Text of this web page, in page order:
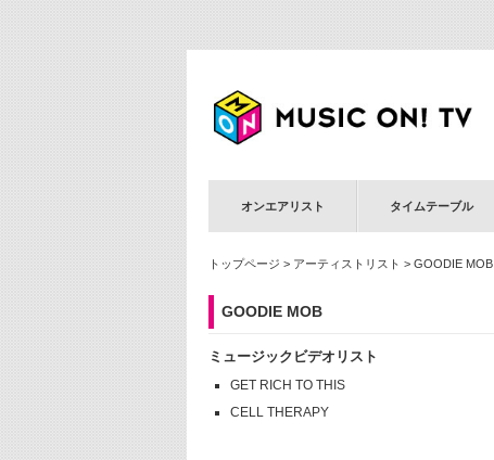
オンエアリスト タイムテーブル
トップページ > アーティストリスト > GOODIE MOB
GOODIE MOB
ミュージックビデオリスト
GET RICH TO THIS
CELL THERAPY